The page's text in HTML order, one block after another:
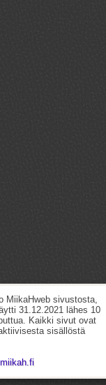
MiikaHweb sivustosta,
31.12.2021 lähes 10
Kaikki sivut ovat
sisällöstä
miikah.fi